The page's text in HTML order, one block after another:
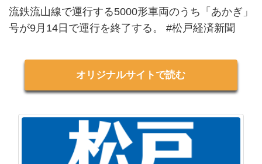
流鉄流山線で運行する5000形車両のうち「あかぎ」
号が9月14日で運行を終了する。 #松戸経済新聞
オリジナルサイトで読む